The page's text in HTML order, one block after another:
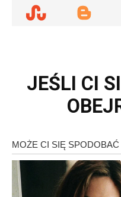
JEŚLI CI